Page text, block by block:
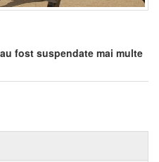
fost suspendate mai multe